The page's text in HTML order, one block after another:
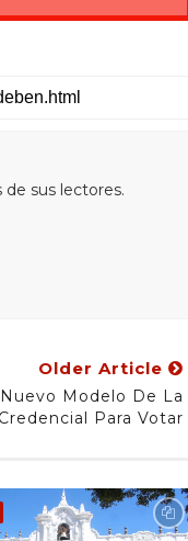
sus lectores.
Older Article
Modelo De La
Credencial Para Votar